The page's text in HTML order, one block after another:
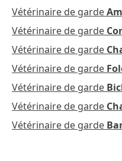
Vétérinaire de garde
Vétérinaire de garde
Vétérinaire de garde
Vétérinaire de garde
Vétérinaire de garde
Vétérinaire de garde
Vétérinaire de garde